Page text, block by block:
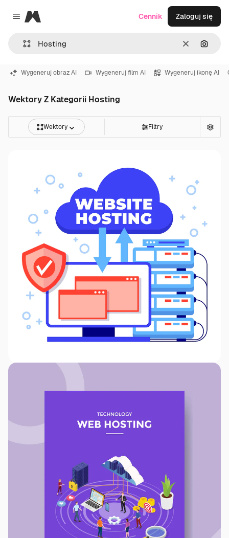
Close menu
Magnific
WyczyśćSzukaj
Cennik Zaloguj się
Wygeneruj obraz AI Wygeneruj film AI Wygeneruj ikonę AI
Wektory Z Kategorii Hosting
Wektory Filtry